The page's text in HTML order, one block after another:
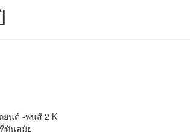
ยนต์ -พ่นสี 2 K
ทันสมัย